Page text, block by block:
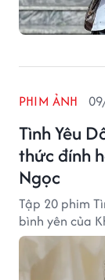
Tình Yêu
thức đính
Ngọc
PHIM ẢNH
Tập 20 phim
bình yên của